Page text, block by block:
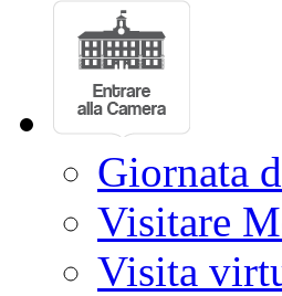
Giornata
Visitare
Visita